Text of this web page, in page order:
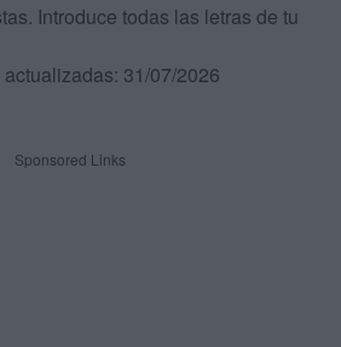
Introduce todas las letras de tu
31/07/2026
Sponsored Links